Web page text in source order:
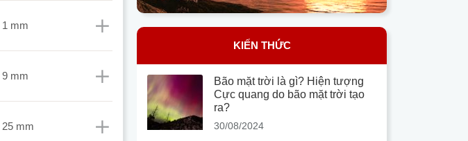
1 mm
9 mm
25 mm
KIẾN THỨC
Bão mặt trời là gì? Hiện tượng
Cực quang do bão mặt trời tạo
ra?
30/08/2024